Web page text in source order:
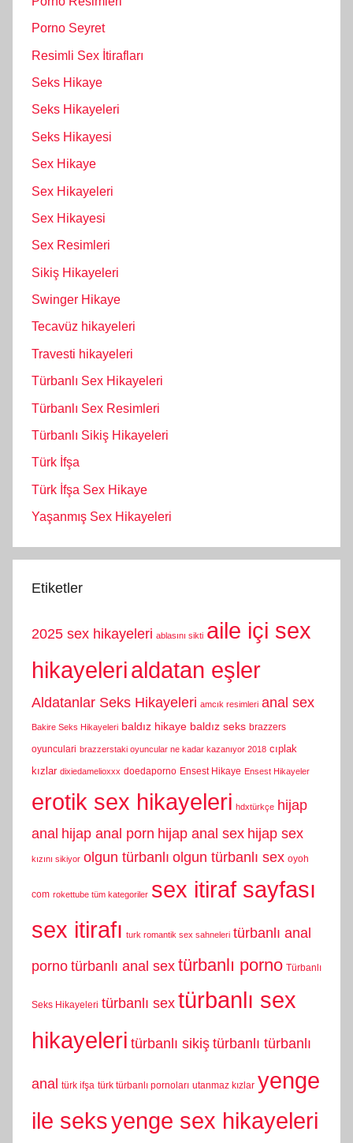
Porno Seyret
Resimli Sex İtirafları
Seks Hikaye
Seks Hikayeleri
Seks Hikayesi
Sex Hikaye
Sex Hikayeleri
Sex Hikayesi
Sex Resimleri
Sikiş Hikayeleri
Swinger Hikaye
Tecavüz hikayeleri
Travesti hikayeleri
Türbanlı Sex Hikayeleri
Türbanlı Sex Resimleri
Türbanlı Sikiş Hikayeleri
Türk İfşa
Türk İfşa Sex Hikaye
Yaşanmış Sex Hikayeleri
Etiketler
2025 sex hikayeleri ablasını sikti aile içi sex
hikayelerialdatan eşler
Aldatanlar Seks Hikayeleri amcık resimleri anal sex
Bakire Seks Hikayeleri baldız hikaye baldız seks brazzers
oyunculari brazzerstaki oyuncular ne kadar kazanıyor 2018 cıplak
kızlar dixiedamelioxxx doedaporno Ensest Hikaye Ensest Hikayeler
erotik sex hikayeleri hdxtürkçe hijap
anal hijap anal porn hijap anal sex hijap sex
kızını sikiyor olgun türbanlı olgun türbanlı sex oyoh
com rokettube tüm kategoriler sex itiraf sayfası
sex itirafı turk romantik sex sahneleri türbanlı anal
porno türbanlı anal sex türbanlı porno Türbanlı
Seks Hikayeleri türbanlı sex türbanlı sex
hikayeleri türbanlı sikiş türbanlı türbanlı
anal türk ifşa türk türbanlı pornoları utanmaz kızlar yenge
ile seksyenge sex hikayeleri